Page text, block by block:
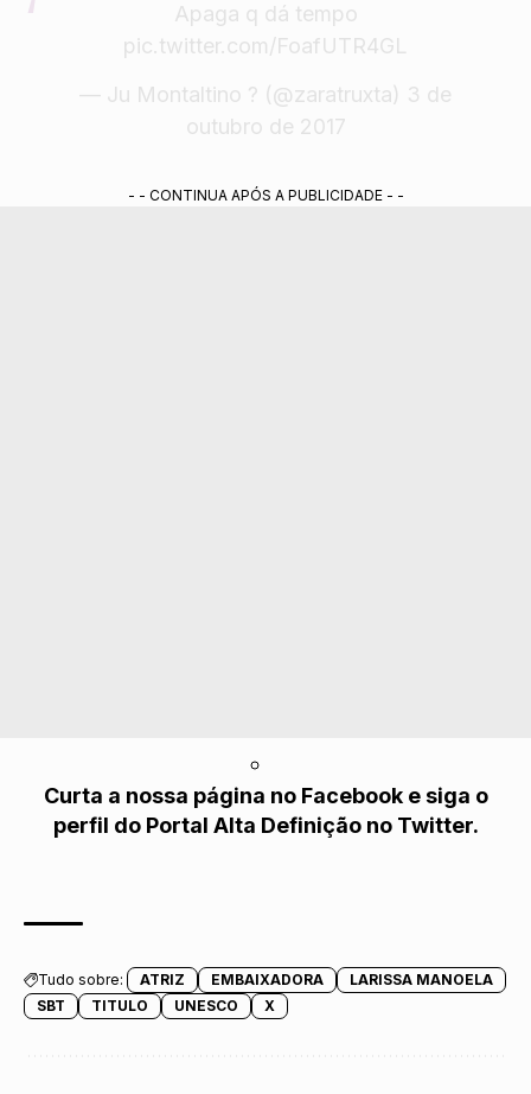
Apaga q dá tempo
pic.twitter.com/FoafUTR4GL
— Ju Montaltino ? (@zaratruxta) 3 de
outubro de 2017
- - CONTINUA APÓS A PUBLICIDADE - -
Curta a nossa página no Facebooke siga o
perfil do Portal Alta Definição no Twitter.
Tudo sobre: ATRIZ EMBAIXADORA
LARISSA MANOELA
SBT
TITULO UNESCO X